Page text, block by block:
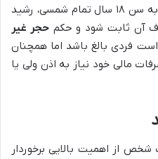
این است که افراد پس از رسیدن به سن ۱۸ سال تمام شمسی، رشید
آن ثابت شود و حکمحجر غیر
است فردی بالغ باشد اما همچنان
مالی خود نیاز به اذن ولی یا
از اهمیت بالایی برخوردار